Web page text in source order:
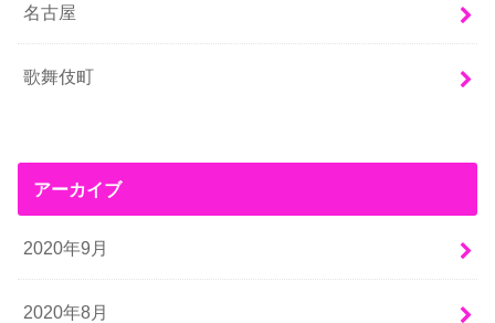
名古屋
歌舞伎町
アーカイブ
2020年9月
2020年8月